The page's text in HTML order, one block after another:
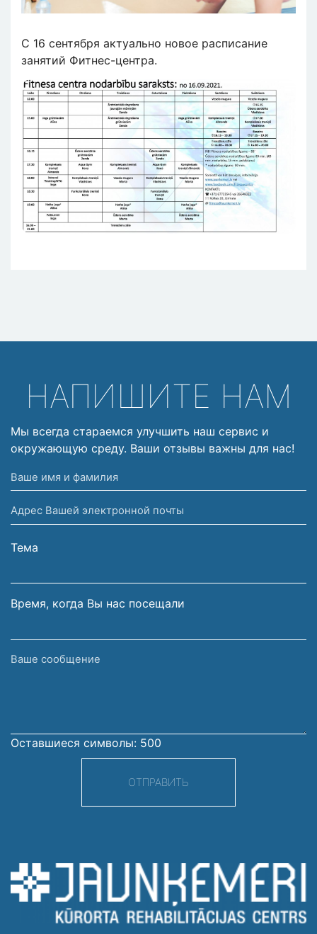
С 16 сентября актуально новое расписание
занятий Фитнес-центра.
Изображение
НАПИШИТЕ НАМ
Мы всегда стараемся улучшить наш сервис и
окружающую среду. Ваши отзывы важны для нас!
Ваше
имя
и
фамилия
Адрес
Вашей
электронной
Тема
Время, когда Вы нас посещали
Ваше
Оставшиеся символы: 500
ОТПРАВИТЬ